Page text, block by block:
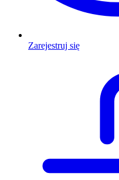
Zarejestruj się